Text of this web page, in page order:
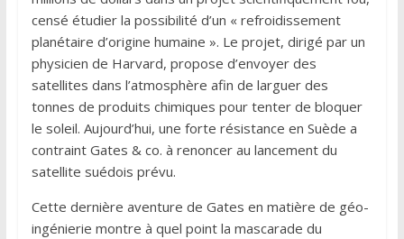
censé étudier la possibilité d’un « refroidissement
planétaire d’origine humaine ». Le projet, dirigé par un
physicien de Harvard, propose d’envoyer des
satellites dans l’atmosphère afin de larguer des
tonnes de produits chimiques pour tenter de bloquer
le soleil. Aujourd’hui, une forte résistance en Suède a
contraint Gates & co. à renoncer au lancement du
satellite suédois prévu.
Cette dernière aventure de Gates en matière de géo-
ingénierie montre à quel point la mascarade du